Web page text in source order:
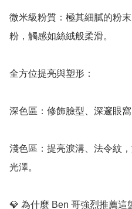
微米級粉質：極其細膩的粉
粉，觸感如絲絨般柔滑。
全方位提亮與塑形：
深色區：修飾臉型、深邃眼窩
淺色區：提亮淚溝、法令紋
光澤。
💎 為什麼 Ben 哥強烈推薦這